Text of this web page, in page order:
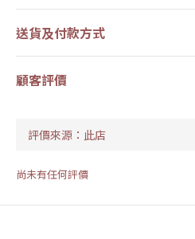
送貨及付款方式
顧客評價
尚未有任何評價